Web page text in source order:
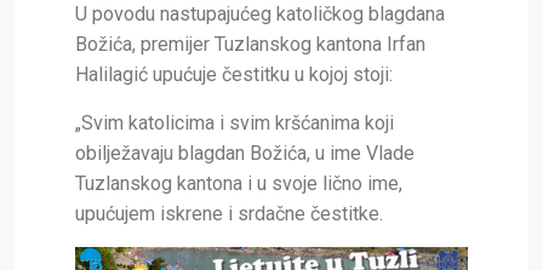
U povodu nastupajućeg katoličkog blagdana
Božića, premijer Tuzlanskog kantona Irfan
Halilagić upućuje čestitku u kojoj stoji:
„Svim katolicima i svim kršćanima koji
obilježavaju blagdan Božića, u ime Vlade
Tuzlanskog kantona i u svoje lično ime,
upućujem iskrene i srdačne čestitke.